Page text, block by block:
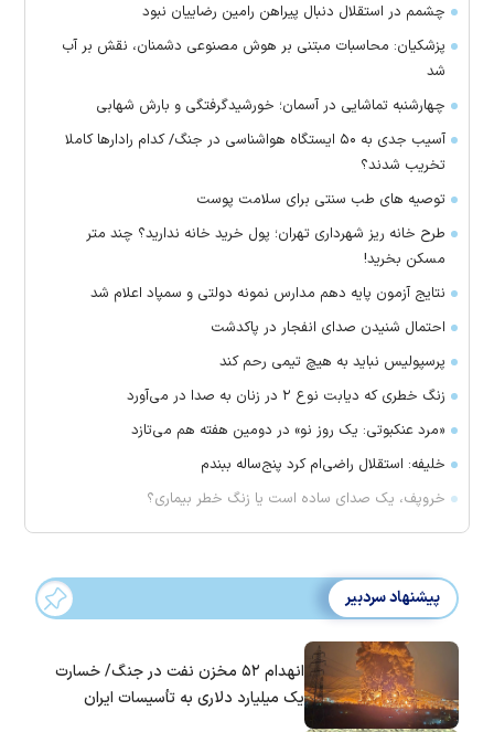
چشمم در استقلال دنبال پیراهن رامین رضاییان نبود
پزشکیان: محاسبات مبتنی بر هوش مصنوعی دشمنان، نقش بر آب
شد
چهارشنبه تماشایی در آسمان؛ خورشیدگرفتگی و بارش شهابی
آسیب جدی به ۵۰ ایستگاه هواشناسی در جنگ/ کدام رادار‌ها کاملا
تخریب شدند؟
توصیه های طب سنتی برای سلامت پوست
طرح خانه ریز شهرداری تهران؛ پول خرید خانه ندارید؟ چند متر
مسکن بخرید!
نتایج آزمون پایه دهم مدارس نمونه دولتی و سمپاد اعلام شد
احتمال شنیدن صدای انفجار در پاکدشت
پرسپولیس نباید به هیچ تیمی رحم کند
زنگ خطری که دیابت نوع ۲ در زنان به صدا در می‌آورد
«مرد عنکبوتی: یک روز نو» در دومین هفته هم می‌تازد
خلیفه: استقلال راضی‌ام کرد پنج‌ساله ببندم
خروپف، یک صدای ساده است یا زنگ خطر بیماری؟
پیشنهاد سردبیر
انهدام ۵۲ مخزن نفت در جنگ/ خسارت
یک میلیارد دلاری به تأسیسات ایران